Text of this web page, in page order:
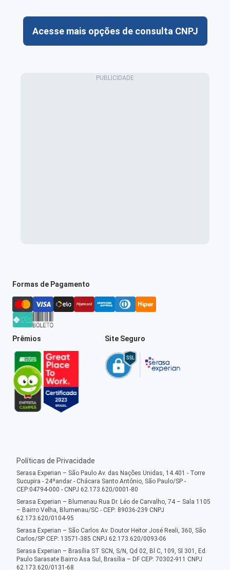
Acesse mais opções de consulta CNPJ
Formas de Pagamento
Prêmios Site Seguro
Políticas de Privacidade
Serasa Experian – São Paulo Av. das Nações Unidas, 14.401 - Torre
Sucupira - 24ºandar - Chácara Santo Antônio, São Paulo/SP -
CEP:04794-000 - CNPJ 62.173.620/0001-80
Serasa Experian – Blumenau Rua Dr. Léo de Carvalho, 74 – Sala 1105
– Bairro Velha, Blumenau/SC - CEP: 89036-239 CNPJ
62.173.620/0104-95
Serasa Experian – São Carlos Av. Doutor Heitor José Reali, 360, São
Carlos/SP CEP: 13571-385 CNPJ 62.173.620/0093-06
Serasa Experian – Brasília ST SCN, S/N, Qd 02, Bl C, 109, Sl 301, Ed.
Paulo Sarasate Bairro Asa Sul, Brasília – DF CEP: 70302-911 CNPJ
62.173.620/0131-68